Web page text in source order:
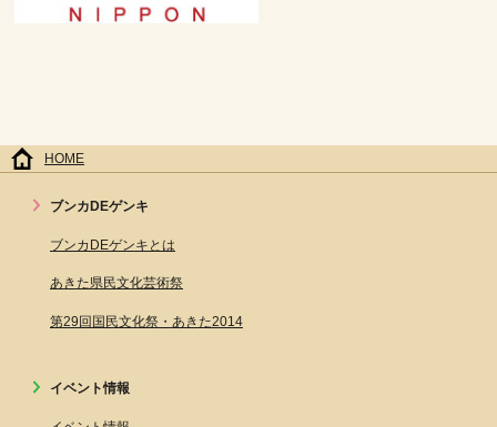
HOME
ブンカDEゲンキ
ブンカDEゲンキとは
あきた県民文化芸術祭
第29回国民文化祭・あきた2014
イベント情報